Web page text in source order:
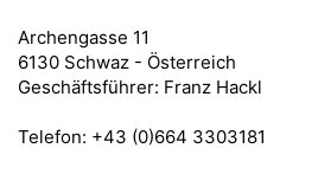
Archengasse 11
6130 Schwaz - Österreich
Geschäftsführer: Franz Hackl
Telefon: +43 (0)664 3303181